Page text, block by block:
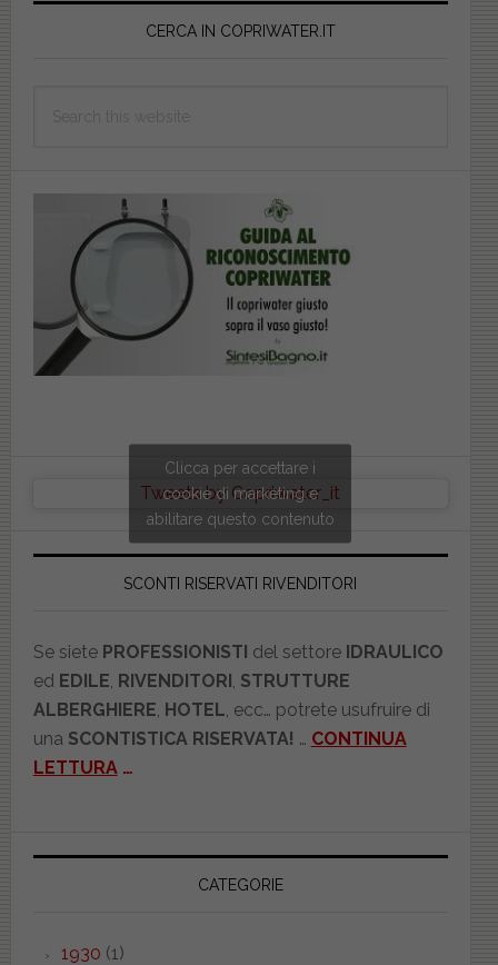
CERCA IN COPRIWATER.IT
Tweets by Copriwater_it
Clicca per accettare i
cookie di marketing e
abilitare questo contenuto
SCONTI RISERVATI RIVENDITORI
Se siete PROFESSIONISTI del settore IDRAULICO
ed EDILE RIVENDITORI STRUTTURE
ALBERGHIERE HOTEL , ecc… potrete usufruire di
una SCONTISTICA RISERVATA! … CONTINUA
LETTURA …
CATEGORIE
1930 (1)